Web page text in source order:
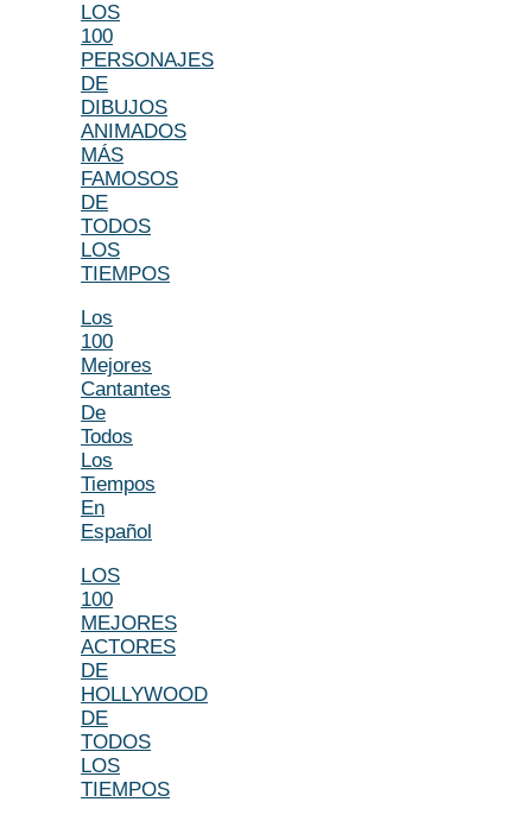
LOS
100
PERSONAJES
DE
DIBUJOS
ANIMADOS
MÁS
FAMOSOS
DE
TODOS
LOS
TIEMPOS
Los
100
Mejores
Cantantes
De
Todos
Los
Tiempos
En
Español
LOS
100
MEJORES
ACTORES
DE
HOLLYWOOD
DE
TODOS
LOS
TIEMPOS